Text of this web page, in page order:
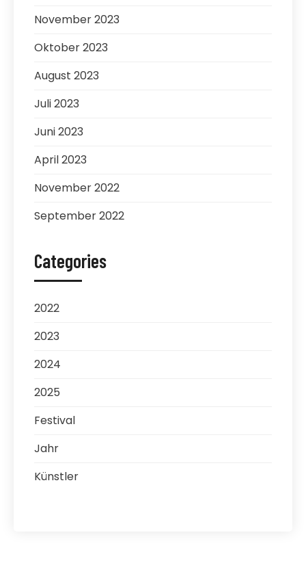
November 2023
Oktober 2023
August 2023
Juli 2023
Juni 2023
April 2023
November 2022
September 2022
Categories
2022
2023
2024
2025
Festival
Jahr
Künstler